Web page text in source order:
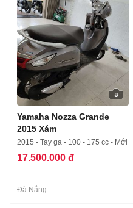
8
Yamaha Nozza Grande
2015 Xám
2015 - Tay ga - 100 - 175 cc - Mới
17.500.000 đ
Đà Nẵng